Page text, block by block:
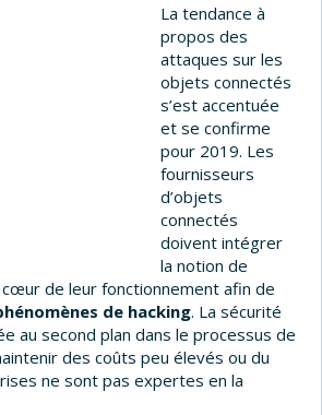
La tendance à
propos des
attaques sur les
objets connectés
s’est accentuée
et se confirme
pour 2019. Les
fournisseurs
d’objets
connectés
doivent intégrer
la notion de
cœur de leur fonctionnement afin de
de hacking. La sécurité
au second plan dans le processus de
des coûts peu élevés ou du
ne sont pas expertes en la